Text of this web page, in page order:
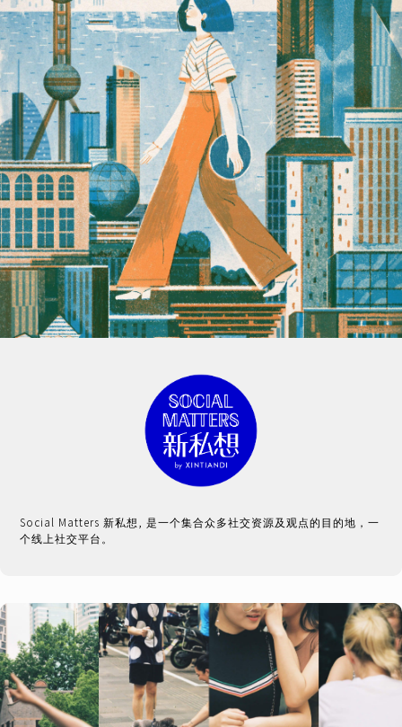
Social Matters 新私想, 是一个集合众多社交资源及观点的目的地，一
个线上社交平台。